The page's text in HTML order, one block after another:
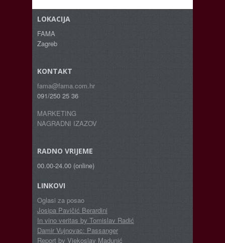
LOKACIJA
FAMA
Zagreb
KONTAKT
fama@fama.com.hr
091/250 25 36
MARKETING
NAGRADNI IZAZOV
RADNO VRIJEME
00.00-24.00 (online)
LINKOVI
Oglasi za posao
Josipa Pavičić Berardini
In vino veritas by Tomislav Radić
Damir Vujnovac: Passanger
Report by Vjekoslav Madunić